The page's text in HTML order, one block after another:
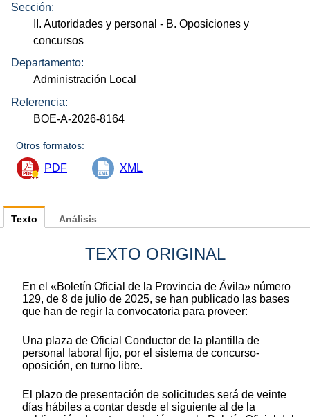
Sección:
II. Autoridades y personal - B. Oposiciones y
concursos
Departamento:
Administración Local
Referencia:
BOE-A-2026-8164
Otros formatos:
PDF XML
Texto
TEXTO ORIGINAL
En el «Boletín Oficial de la Provincia de Ávila» número
129, de 8 de julio de 2025, se han publicado las bases
que han de regir la convocatoria para proveer:
Una plaza de Oficial Conductor de la plantilla de
personal laboral fijo, por el sistema de concurso-
oposición, en turno libre.
El plazo de presentación de solicitudes será de veinte
días hábiles a contar desde el siguiente al de la
Análisis